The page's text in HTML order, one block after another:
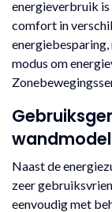
energieverbruik
comfort in
modus om
wandmodel
Naast de
zeer
eenvoudig met